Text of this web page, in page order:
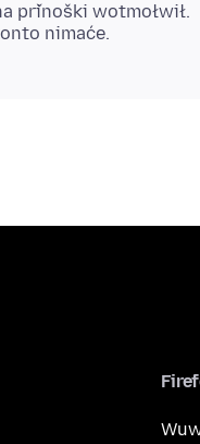
přinoški wotmołwił.
nimaće.